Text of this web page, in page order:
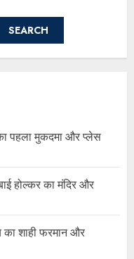
SEARCH
पहला मुकदमा और प्लेस
होल्कर का मंदिर और
का शाही फरमान और